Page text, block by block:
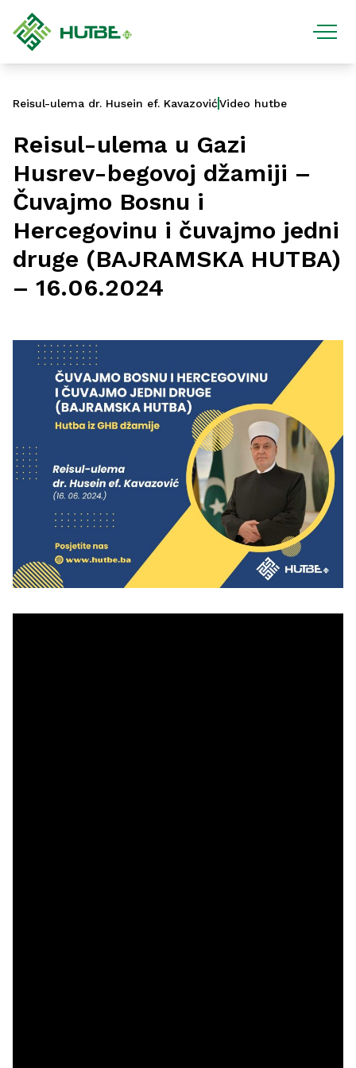
Reisul-ulema dr. Husein ef. KavazovićVideo hutbe
Reisul-ulema u Gazi
Husrev-begovoj džamiji –
Čuvajmo Bosnu i
Hercegovinu i čuvajmo jedni
druge (BAJRAMSKA HUTBA)
– 16.06.2024